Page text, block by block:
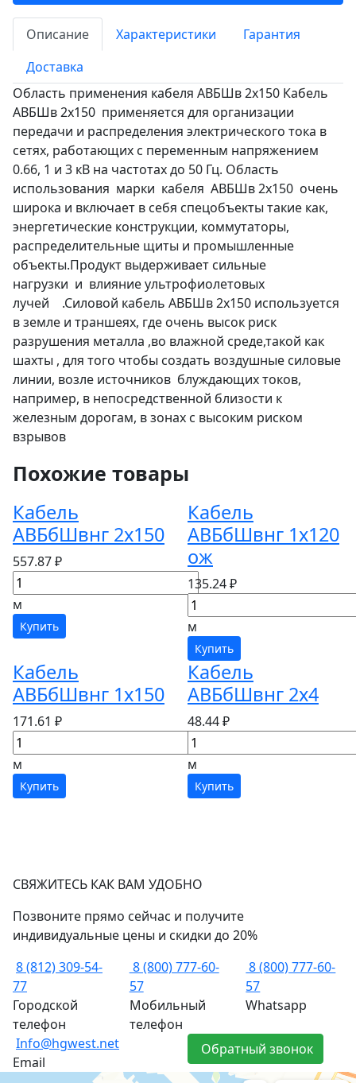
Описание Характеристики
Гарантия
Доставка
Область применения кабеля АВБШв 2х150 Кабель
АВБШв 2х150 применяется для организации
передачи и распределения электрического тока в
сетях, работающих с переменным напряжением
0.66, 1 и 3 кВ на частотах до 50 Гц. Область
использования марки кабеля АВБШв 2х150 очень
широка и включает в себя спецобъекты такие как,
энергетические конструкции, коммутаторы,
распределительные щиты и промышленные
объекты.Продукт выдерживает сильные
нагрузки и влияние ультрофиолетовых
лучей .Силовой кабель АВБШв 2х150 используется
в земле и траншеях, где очень высок риск
разрушения металла ,во влажной среде,такой как
шахты , для того чтобы создать воздушные силовые
линии, возле источников блуждающих токов,
например, в непосредственной близости к
железным дорогам, в зонах с высоким риском
взрывов
Похожие товары
Кабель
АВБбШвнг 2х150
557.87 ₽
м
Купить
Кабель
АВБбШвнг 1х120
ож
135.24 ₽
м
Купить
Кабель
АВБбШвнг 1х150
171.61 ₽
м
Купить
Кабель
АВБбШвнг 2х4
48.44 ₽
м
Купить
СВЯЖИТЕСЬ КАК ВАМ УДОБНО
Позвоните прямо сейчас и получите
индивидуальные цены и скидки до 20%
8 (812) 309-54-
77
Городской
телефон
8 (800) 777-60-
57
Мобильный
телефон
8 (800) 777-60-
57
Whatsapp
Info@hgwest.net
Email
Обратный звонок